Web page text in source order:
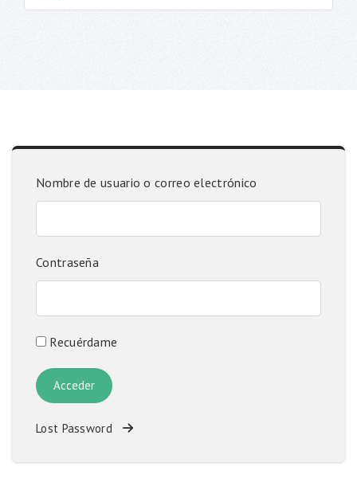
Nombre de usuario o correo electrónico
Contraseña
Recuérdame
Lost Password